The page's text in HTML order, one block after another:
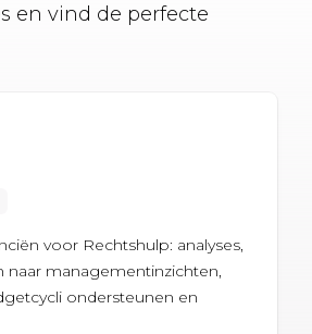
en vind de perfecte
voor Rechtshulp: analyses,
naar managementinzichten,
ondersteunen en